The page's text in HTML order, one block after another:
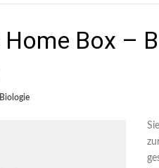
Box –
Biologie